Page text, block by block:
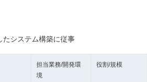
たシステム構築に従事
担当業務/開発環
境
役割/規模